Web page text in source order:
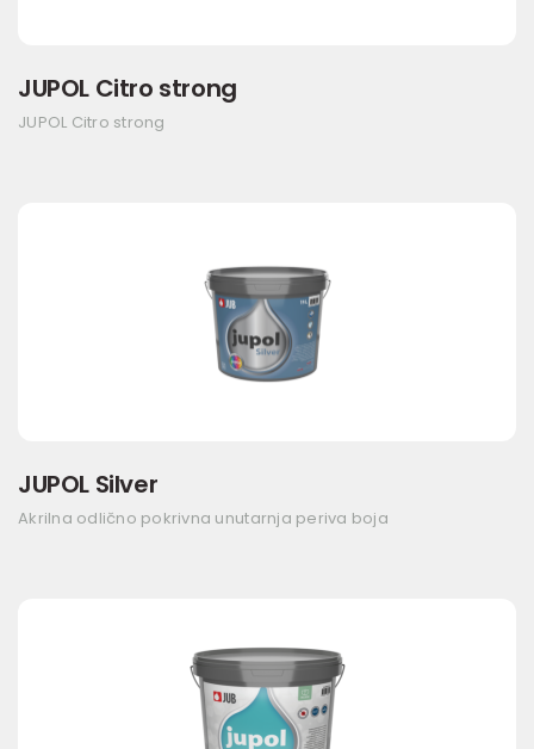
JUPOL Citro strong
JUPOL Citro strong
JUPOL Silver
Akrilna odlično pokrivna unutarnja periva boja